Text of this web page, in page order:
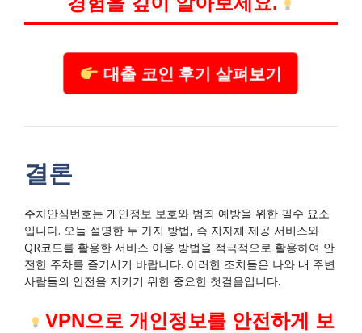
대출 코인 후기 살펴보기
결론
주차안심번호는 개인정보 보호와 범죄 예방을 위한 필수 요소
입니다. 오늘 설명한 두 가지 방법, 즉 지자체 제공 서비스와
QR코드를 활용한 서비스 이용 방법을 적극적으로 활용하여 안
전한 주차를 즐기시기 바랍니다. 이러한 조치들은 나와 내 주변
사람들의 안전을 지키기 위한 중요한 첫걸음입니다.
VPN으로 개인정보를 안전하게 보